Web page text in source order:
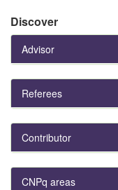
Discover
Advisor
Referees
Contributor
CNPq areas